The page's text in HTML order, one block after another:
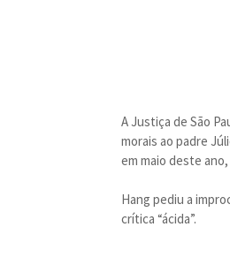
A Justiça de São
morais ao padre
em maio deste
Hang pediu a
crítica “ácida”.